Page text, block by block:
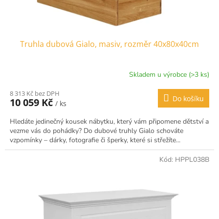
Truhla dubová Gialo, masiv, rozměr 40x80x40cm
Skladem u výrobce (>3 ks)
8 313 Kč bez DPH
10 059 Kč / ks
Do košíku
Hledáte jedinečný kousek nábytku, který vám připomene dětství a
vezme vás do pohádky? Do dubové truhly Gialo schováte
vzpomínky – dárky, fotografie či šperky, které si střežíte...
Kód: HPPL038B